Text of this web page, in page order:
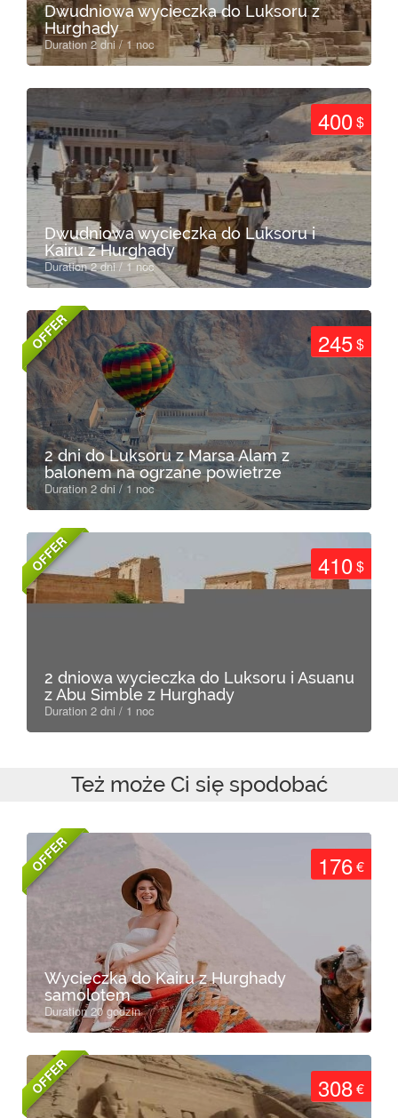
Dwudniowa wycieczka do Luksoru z
Hurghady
Duration 2 dni / 1 noc
400$
Dwudniowa wycieczka do Luksoru i
Kairu z Hurghady
Duration 2 dni / 1 noc
OFFER 245$
2 dni do Luksoru z Marsa Alam z
balonem na ogrzane powietrze
Duration 2 dni / 1 noc
OFFER 410$
2 dniowa wycieczka do Luksoru i Asuanu
z Abu Simble z Hurghady
Duration 2 dni / 1 noc
Też może Ci się spodobać
OFFER 176€
Wycieczka do Kairu z Hurghady
samolotem
Duration 20 godzin
OFFER 308€